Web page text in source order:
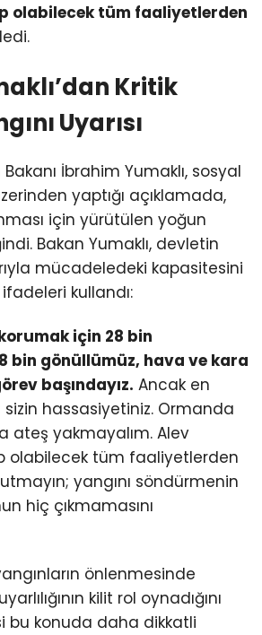
olabilecek tüm faaliyetlerden
Kritik
Uyarısı
İbrahim Yumaklı, sosyal
yaptığı açıklamada,
için yürütülen yoğun
Bakan Yumaklı, devletin
mücadeledeki kapasitesini
kullandı:
için 28 bin
bin gönüllümüz, hava ve kara
başındayız. Ancak en
hassasiyetiniz. Ormanda
ateş yakmayalım. Alev
olabilecek tüm faaliyetlerden
yangını söndürmenin
hiç çıkmamasını
önlenmesinde
kilit rol oynadığını
bu konuda daha dikkatli